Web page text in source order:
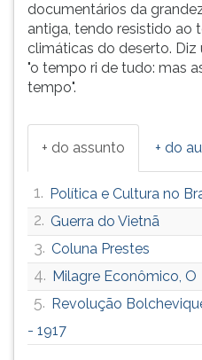
documentários da
antiga, tendo resistido ao
climáticas do deserto.
"o tempo ri de tudo: mas
tempo".
+ do assunto + do
1. Política e Cultura no
2. Guerra do Vietnã
3. Coluna Prestes
4. Milagre Econômico, O
5. Revolução
- 1917